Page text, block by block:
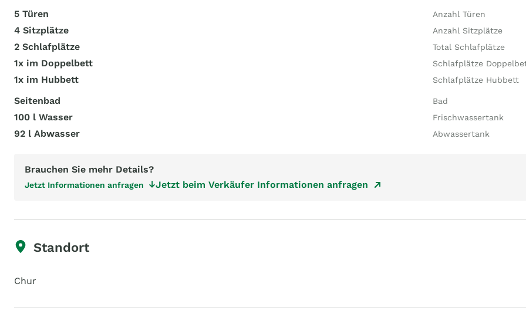
5 Türen Anzahl Türen
4 Sitzplätze Anzahl Sitzplätze
2 Schlafplätze Total Schlafplätze
1x im Doppelbett Schlafplätze
1x im Hubbett Schlafplätze Hubbett
Seitenbad Bad
100 l Wasser Frischwassertank
92 l Abwasser Abwassertank
Brauchen Sie mehr Details?
Jetzt Informationen anfragen Jetzt beim Verkäufer Informationen anfragen
Standort
Chur